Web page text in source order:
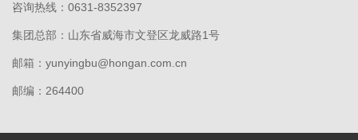
咨询热线：0631-8352397
集团总部：山东省威海市文登区龙威路1号
邮箱：yunyingbu@hongan.com.cn
邮编：264400